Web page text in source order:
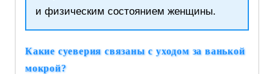
и физическим состоянием женщины.
Какие суеверия связаны с уходом за ванькой
мокрой?